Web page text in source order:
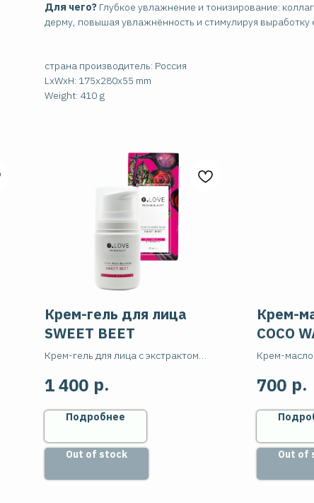
Для чего? Глубкое увлажнение и тонизирование:
дерму, повышая увлажнённость и стимулируя выработку
страна производитель: Россия
LxWxH: 175x280x55 mm
Weight: 410 g
Крем-гель для лица
SWEET BEET
Крем-гель для лица с экстрактом
Hydra Gel-Cream, 50мл
1 400 р.
Подробнее
Out of stock
Крем-
COCO
Крем-масло
700 р.
Out of